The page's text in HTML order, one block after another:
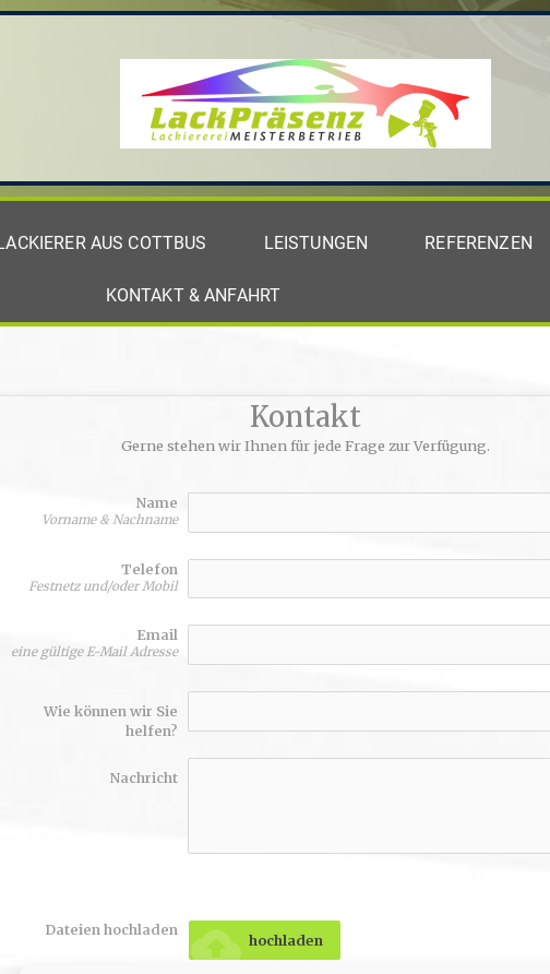
AUS COTTBUS LEISTUNGEN REFERENZEN
KONTAKT & ANFAHRT
Kontakt
Gerne stehen wir Ihnen für jede Frage zur Verfügung.
Name
Vorname & Nachname
Telefon
Festnetz und/oder Mobil
Email
eine gültige E-Mail Adresse
Wie können wir Sie
helfen?
Nachricht
Dateien hochladen cloud_upload hochladen